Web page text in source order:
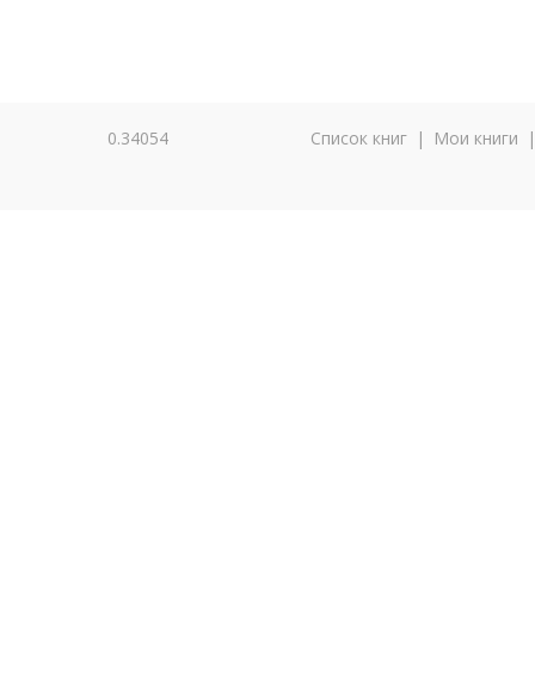
0.34054 Список книг | Мои книги |